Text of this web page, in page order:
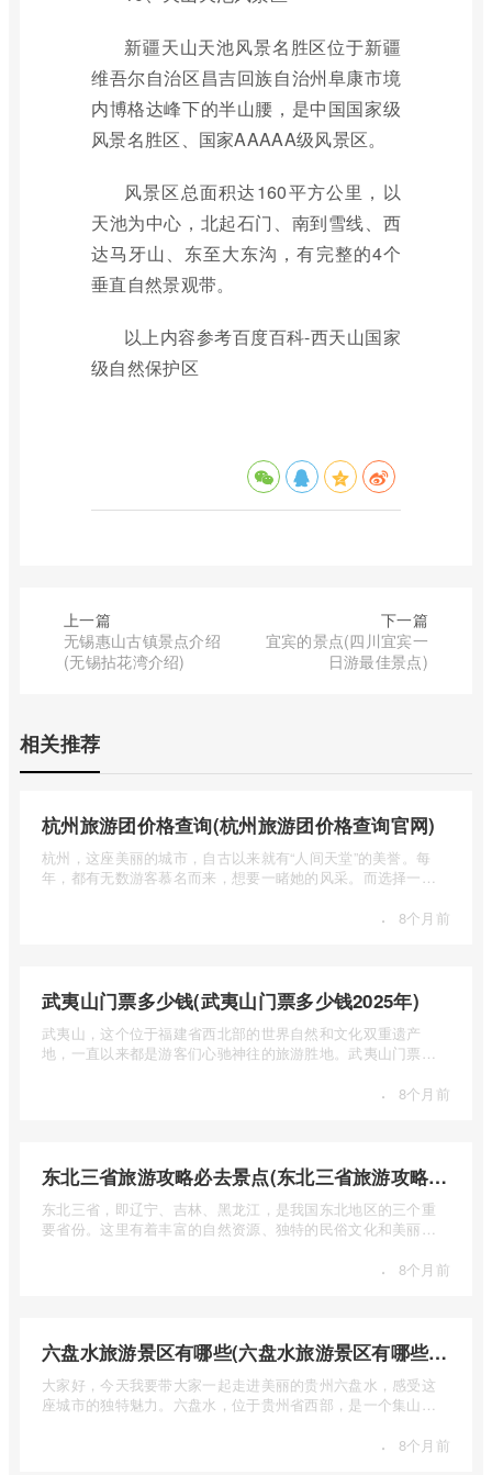
新疆天山天池风景名胜区位于新疆
维吾尔自治区昌吉回族自治州阜康市境
内博格达峰下的半山腰，是中国国家级
风景名胜区、国家AAAAA级风景区。
风景区总面积达160平方公里，以
天池为中心，北起石门、南到雪线、西
达马牙山、东至大东沟，有完整的4个
垂直自然景观带。
以上内容参考百度百科-西天山国家
级自然保护区
上一篇
无锡惠山古镇景点介绍
(无锡拈花湾介绍)
下一篇
宜宾的景点(四川宜宾一
日游最佳景点)
相关推荐
杭州旅游团价格查询(杭州旅游团价格查询官网)
杭州，这座美丽的城市，自古以来就有“人间天堂”的美誉。每
年，都有无数游客慕名而来，想要一睹她的风采。而选择一个
· 8个月前
武夷山门票多少钱(武夷山门票多少钱2025年)
武夷山，这个位于福建省西北部的世界自然和文化双重遗产
地，一直以来都是游客们心驰神往的旅游胜地。武夷山门票多
· 8个月前
东北三省旅游攻略必去景点(东北三省旅游攻略必去景点视频介绍)
东北三省，即辽宁、吉林、黑龙江，是我国东北地区的三个重
要省份。这里有着丰富的自然资源、独特的民俗文化和美丽的
· 8个月前
六盘水旅游景区有哪些(六盘水旅游景区有哪些景点值得去)
大家好，今天我要带大家一起走进美丽的贵州六盘水，感受这
座城市的独特魅力。六盘水，位于贵州省西部，是一个集山水
· 8个月前